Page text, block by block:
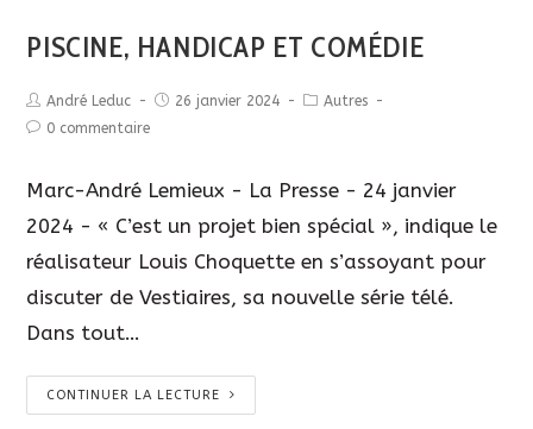
PISCINE, HANDICAP ET COMÉDIE
André Leduc 26 janvier 2024
Autres
0 commentaire
Marc-André Lemieux - La Presse - 24 janvier
2024 - « C’est un projet bien spécial », indique le
réalisateur Louis Choquette en s’assoyant pour
discuter de Vestiaires, sa nouvelle série télé.
Dans tout…
CONTINUER LA LECTURE